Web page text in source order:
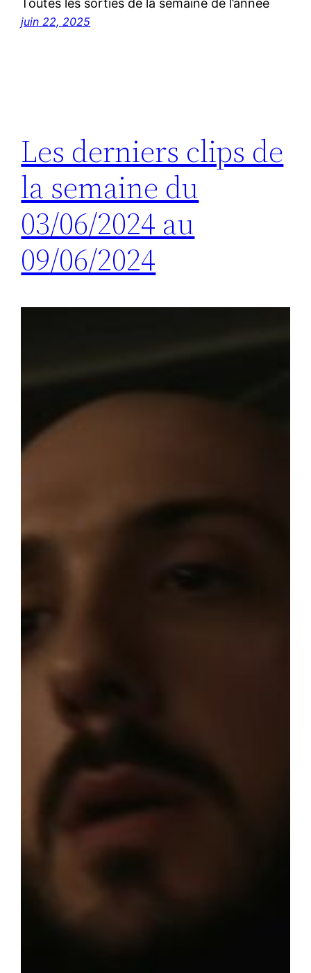
juin 22, 2025
Les derniers clips de
la semaine du
03/06/2024 au
09/06/2024